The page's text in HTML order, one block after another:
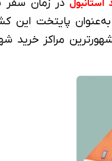
استانبول در زمان سفر
مراکز خرید